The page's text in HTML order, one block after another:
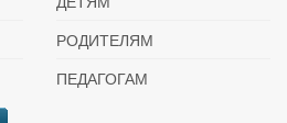
РОДИТЕЛЯМ
ПЕДАГОГАМ